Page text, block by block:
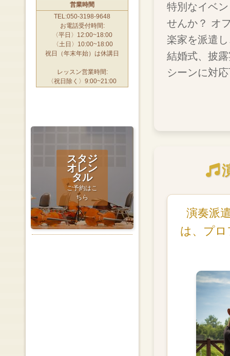
特別なイベ
せんか？ オ
楽家を派遣
結婚式、披
シーンに対
演奏派
は、プ
営業時間
TEL:050-3198-9648
お電話受付時間:
〈平日〉12:00~18:00
〈土日〉10:00~18:00
祝日（年末年始）は休講日
レッスン営業時間:
〈祝日除く〉9:00~21:00
スタジ
オレン
タル
ご予約はこ
ちら